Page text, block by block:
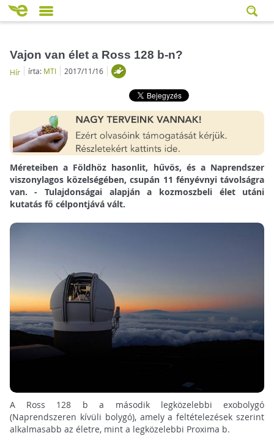
Vajon van élet a Ross 128 b-n?
Hír írta: MTI 2017/11/16
Méreteiben a Földhöz hasonlit, hűvös, és a Naprendszer
viszonylagos közelségében, csupán 11 fényévnyi távolságra
van. - Tulajdonságai alapján a kozmoszbeli élet utáni
kutatás fő célpontjává vált.
A Ross 128 b a második legközelebbi exobolygó
(Naprendszeren kívüli bolygó), amely a feltételezések szerint
alkalmasabb az életre, mint a legközelebbi Proxima b.